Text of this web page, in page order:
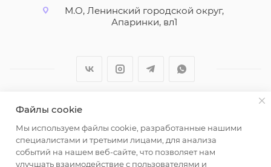
М.О, Ленинский городской округ,
Апаринки, вл1
2026 © ООО "Вайт Текстиль групп"
Любая информация на сайте носит справочный
характер и не является публичной офертой
определяемой положениями пункта 2 статьи 437
Файлы cookie
Мы используем файлы cookie, разработанные нашими
специалистами и третьими лицами, для анализа
событий на нашем веб-сайте, что позволяет нам
улучшать взаимодействие с пользователями и